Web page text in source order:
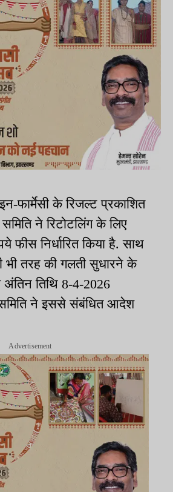
इन-फार्मेसी के रिजल्ट प्रकाशित
ने रिटोटलिंग के लिए
फीस निर्धारित किया है. साथ
भी तरह की गलती सुधारने के
तिथि 8-4-2026
समिति ने इससे संबंधित आदेश
Advertisement